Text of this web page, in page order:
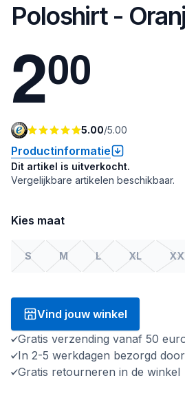
Poloshirt -
200
5.00/5.00
Productinformatie
Dit artikel is uitverkocht.
Vergelijkbare artikelen beschikbaar.
Kies maat
S M L XL
Vind jouw winkel
Gratis verzending vanaf 50
In 2-5 werkdagen bezorgd
Gratis retourneren in de winkel